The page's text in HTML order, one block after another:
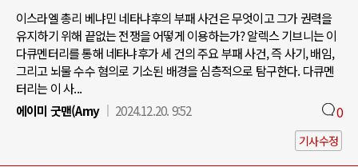
이스라엘 총리 베냐민 네타냐후의 부패 사건은 무엇이고 그가 권력을
유지하기 위해 끝없는 전쟁을 어떻게 이용하는가? 알렉스 기브니는 이
다큐멘터리를 통해 네타냐후가 세 건의 주요 부패 사건, 즉 사기, 배임,
그리고 뇌물 수수 혐의로 기소된 배경을 심층적으로 탐구한다. 다큐멘
터리는 이 사...
에이미 굿맨(Amy
2024.12.20. 9:52 0
기사수정